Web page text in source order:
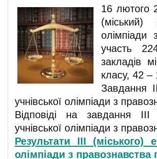
16 лютого
(міський)
участь
закладів
класу, 42 –
Завдання
учнівської олімпіади з
Відповіді на завдання ІІІ
учнівської олімпіади з
Результати ІІІ (міського)
олімпіади з правознавства